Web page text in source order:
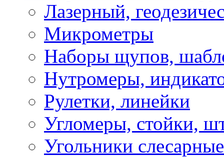
Лазерный,
Микрометры
Наборы щупов,
Нутромеры,
Рулетки, линейки
Угломеры, стойки,
Угольники слесарные